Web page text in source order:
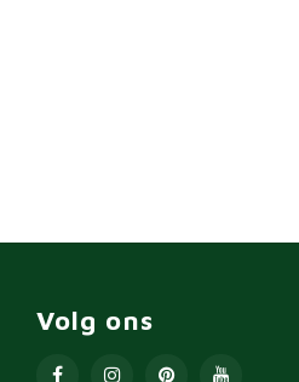
Volg ons